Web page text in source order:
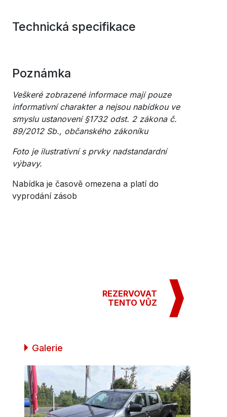
Technická specifikace
Poznámka
Veškeré zobrazené informace mají pouze
informativní charakter a nejsou nabídkou ve
smyslu ustanovení §1732 odst. 2 zákona č.
89/2012 Sb., občanského zákoníku
Foto je ilustrativní s prvky nadstandardní
výbavy.
Nabídka je časově omezena a platí do
vyprodání zásob
REZERVOVAT
TENTO VŮZ
Galerie